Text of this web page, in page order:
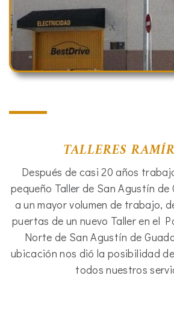
TALLERES
Después de casi 20 años
pequeño Taller de San Agustín de
a un mayor volumen de trabajo,
puertas de un nuevo Taller en el
Norte de San Agustín de
ubicación nos dió la posibilidad
todos nuestros